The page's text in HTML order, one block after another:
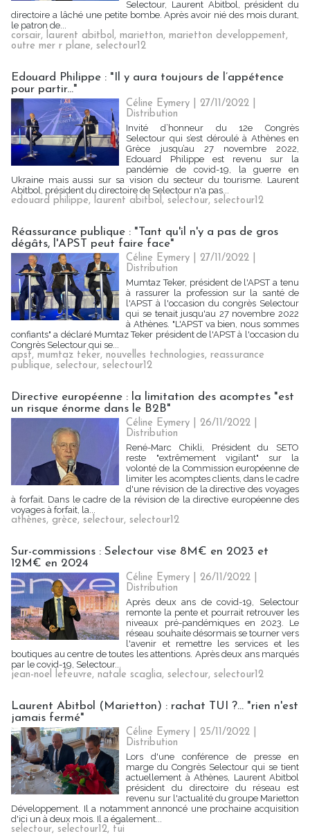
Selectour, Laurent Abitbol, président du
directoire a lâché une petite bombe. Après avoir nié des mois durant,
le patron de...
corsair, laurent abitbol, marietton, marietton developpement,
outre mer r plane, selectour12
Edouard Philippe : "Il y aura toujours de l’appétence
pour partir..."
Céline Eymery | 27/11/2022
Distribution
Invité d’honneur du 12e Congrès
Selectour qui s’est déroulé à Athènes en
Grèce jusqu’au 27 novembre 2022,
Edouard Philippe est revenu sur la
pandémie de covid-19, la guerre en
Ukraine mais aussi sur sa vision du secteur du tourisme. Laurent
Abitbol, président du directoire de Selectour n'a pas...
edouard philippe, laurent abitbol, selectour, selectour12
Réassurance publique : "Tant qu'il n'y a pas de gros
dégâts, l'APST peut faire face"
Céline Eymery | 27/11/2022
Distribution
Mumtaz Teker, président de l'APST a tenu
à rassurer la profession sur la santé de
l'APST à l'occasion du congrès Selectour
qui se tenait jusqu'au 27 novembre 2022
à Athènes. "L'APST va bien, nous sommes
confiants" a déclaré Mumtaz Teker président de l'APST à l'occasion du
Congrès Selectour qui se...
apst, mumtaz teker, nouvelles technologies, reassurance
publique, selectour, selectour12
Directive européenne : la limitation des acomptes "est
un risque énorme dans le B2B"
Céline Eymery | 26/11/2022
Distribution
René-Marc Chikli, Président du SETO
reste "extrêmement vigilant" sur la
volonté de la Commission européenne de
limiter les acomptes clients, dans le cadre
d'une révision de la directive des voyages
à forfait. Dans le cadre de la révision de la directive européenne des
voyages à forfait, la...
athènes, grèce, selectour, selectour12
Sur-commissions : Selectour vise 8M€ en 2023 et
12M€ en 2024
Céline Eymery | 26/11/2022
Distribution
Après deux ans de covid-19, Selectour
remonte la pente et pourrait retrouver les
niveaux pré-pandémiques en 2023. Le
réseau souhaite désormais se tourner vers
l'avenir et remettre les services et les
boutiques au centre de toutes les attentions. Après deux ans marqués
par le covid-19, Selectour...
jean-noel lefeuvre, natale scaglia, selectour, selectour12
Laurent Abitbol (Marietton) : rachat TUI ?... "rien n'est
jamais fermé"
Céline Eymery | 25/11/2022
Distribution
Lors d'une conférence de presse en
marge du Congrès Selectour qui se tient
actuellement à Athènes, Laurent Abitbol
président du directoire du réseau est
revenu sur l'actualité du groupe Marietton
Développement. Il a notamment annoncé une prochaine acquisition
d'ici un à deux mois. Il a également...
selectour, selectour12, tui